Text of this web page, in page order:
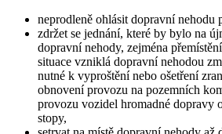
neprodleně ohlásit dopravní nehodu
zdržet se jednání, které by bylo na
dopravní nehody, zejména
situace vzniklá dopravní nehodou
nutné k vyproštění nebo ošetření
obnovení provozu na pozemních
provozu vozidel hromadné dopravy
stopy,